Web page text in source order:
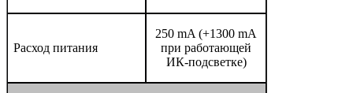
Расход питания
250 mA (+1300 mA
при работающей
ИК-подсветке)